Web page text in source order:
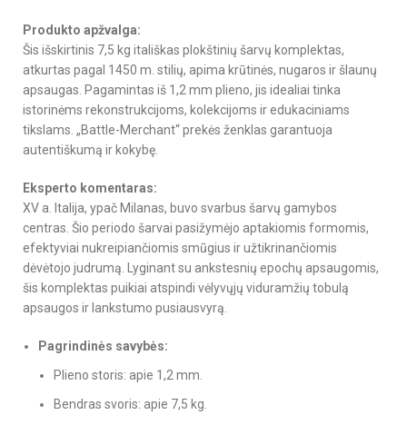
Produkto apžvalga:
Šis išskirtinis 7,5 kg itališkas plokštinių šarvų komplektas,
atkurtas pagal 1450 m. stilių, apima krūtinės, nugaros ir šlaunų
apsaugas. Pagamintas iš 1,2 mm plieno, jis idealiai tinka
istorinėms rekonstrukcijoms, kolekcijoms ir edukaciniams
tikslams. „Battle-Merchant“ prekės ženklas garantuoja
autentiškumą ir kokybę.
Eksperto komentaras:
XV a. Italija, ypač Milanas, buvo svarbus šarvų gamybos
centras. Šio periodo šarvai pasižymėjo aptakiomis formomis,
efektyviai nukreipiančiomis smūgius ir užtikrinančiomis
dėvėtojo judrumą. Lyginant su ankstesnių epochų apsaugomis,
šis komplektas puikiai atspindi vėlyvųjų viduramžių tobulą
apsaugos ir lankstumo pusiausvyrą.
Pagrindinės savybės:
Plieno storis: apie 1,2 mm.
Bendras svoris: apie 7,5 kg.